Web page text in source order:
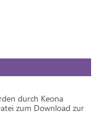
durch Keona
zum Download zur